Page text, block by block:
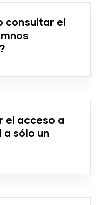
consultar el
el acceso a
sólo un